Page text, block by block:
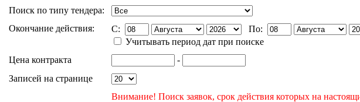
Поиск по типу тендера:
Окончание действия:
C:
По:
Учитывать период дат при поиске
Цена контракта
-
Записей на странице
Внимание! Поиск заявок, срок действия которых на